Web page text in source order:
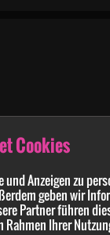
Cookies
Anzeigen zu
geben wir
Partner führen
Ihrer
Aktion zusehen
du mal